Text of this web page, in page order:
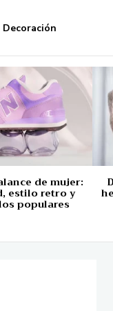
Decoración
de mujer:
estilo retro y
populares